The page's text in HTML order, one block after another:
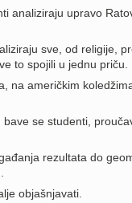
analiziraju upravo
sve, od religije,
to spojili u jednu priču.
na američkim
se studenti,
rezultata do
objašnjavati.